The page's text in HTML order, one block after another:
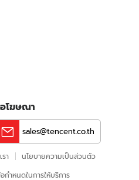
โฆษณา
sales@tencent.co.th
า
นโยบายความเป็นส่วนตัว
กําหนดในการให้บริการ